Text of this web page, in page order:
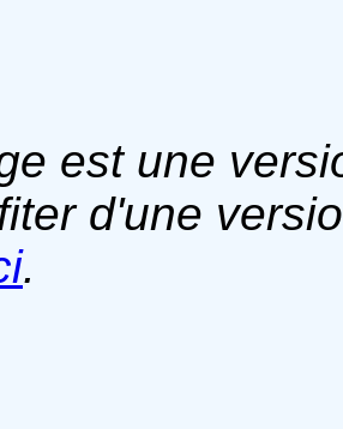
est une
d'une
.